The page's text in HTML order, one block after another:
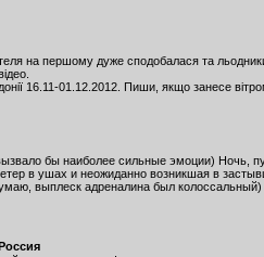
на першому дуже сподобалася та
16.11-01.12.2012. Пиши, якщо занесе
бы наиболее сильные эмоции) Ночь,
в ушах и неожиданно возникшая в
выплеск адреналина был колоссальный)